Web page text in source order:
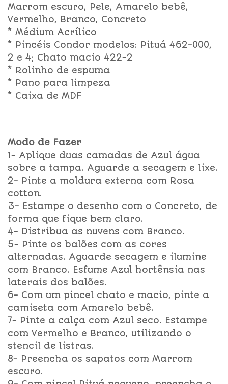
Marrom escuro, Pele, Amarelo bebê,
Vermelho, Branco, Concreto
* Médium Acrílico
* Pincéis Condor modelos: Pituá 462-000,
2 e 4; Chato macio 422-2
* Rolinho de espuma
* Pano para limpeza
* Caixa de MDF
Modo de Fazer
1- Aplique duas camadas de Azul água
sobre a tampa. Aguarde a secagem e lixe.
2- Pinte a moldura externa com Rosa
cotton.
3- Estampe o desenho com o Concreto, de
forma que fique bem claro.
4- Distribua as nuvens com Branco.
5- Pinte os balões com as cores
alternadas. Aguarde secagem e ilumine
com Branco. Esfume Azul hortênsia nas
laterais dos balões.
6- Com um pincel chato e macio, pinte a
camiseta com Amarelo bebê.
7- Pinte a calça com Azul seco. Estampe
com Vermelho e Branco, utilizando o
stencil de listras.
8- Preencha os sapatos com Marrom
escuro.